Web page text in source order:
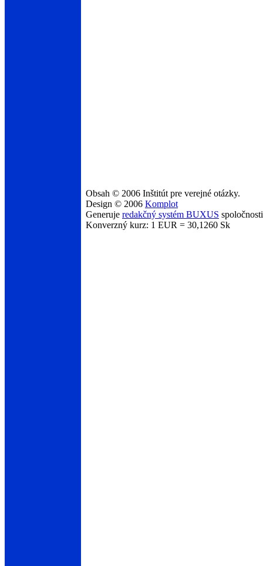
Obsah © 2006 Inštitút pre verejné otázky.
Design © 2006 Komplot
Generuje redakčný systém BUXUS
Konverzný kurz: 1 EUR = 30,1260 Sk